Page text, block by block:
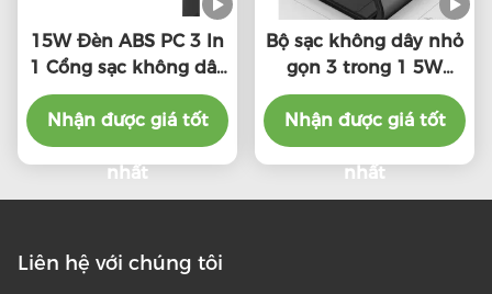
15W Đèn ABS PC 3 In
1 Cổng sạc không dây
với giao diện loại C
Nhận được giá tốt
nhất
Bộ sạc không dây nhỏ
gọn 3 trong 1 5W
Watch Output And
5W/7.5W/10W/15W
Wireless Output
Nhận được giá tốt
nhất
Liên hệ với chúng tôi